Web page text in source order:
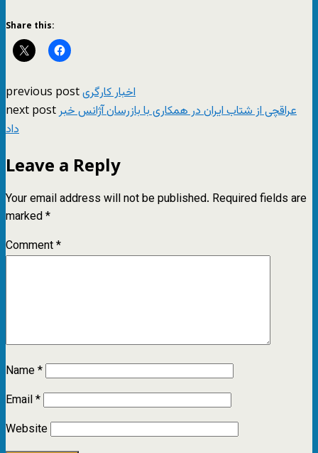
Share this:
previous postاخبار کارگری
next postعراقچی از شتاب ایران در همکاری با بازرسان آژانس خبر
داد
Leave a Reply
Your email address will not be published. Required fields are
marked*
Comment*
Name*
Email*
Website